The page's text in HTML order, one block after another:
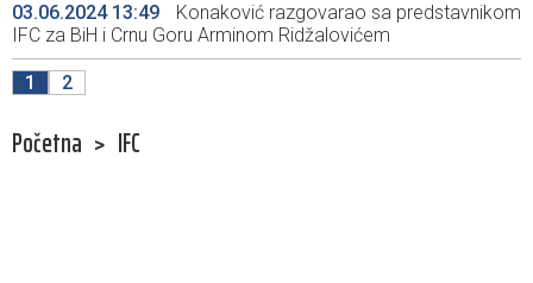
03.06.2024 13:49
Konaković razgovarao sa predstavnikom
IFC za BiH i Crnu Goru Arminom Ridžalovićem
1 2
Početna > IFC